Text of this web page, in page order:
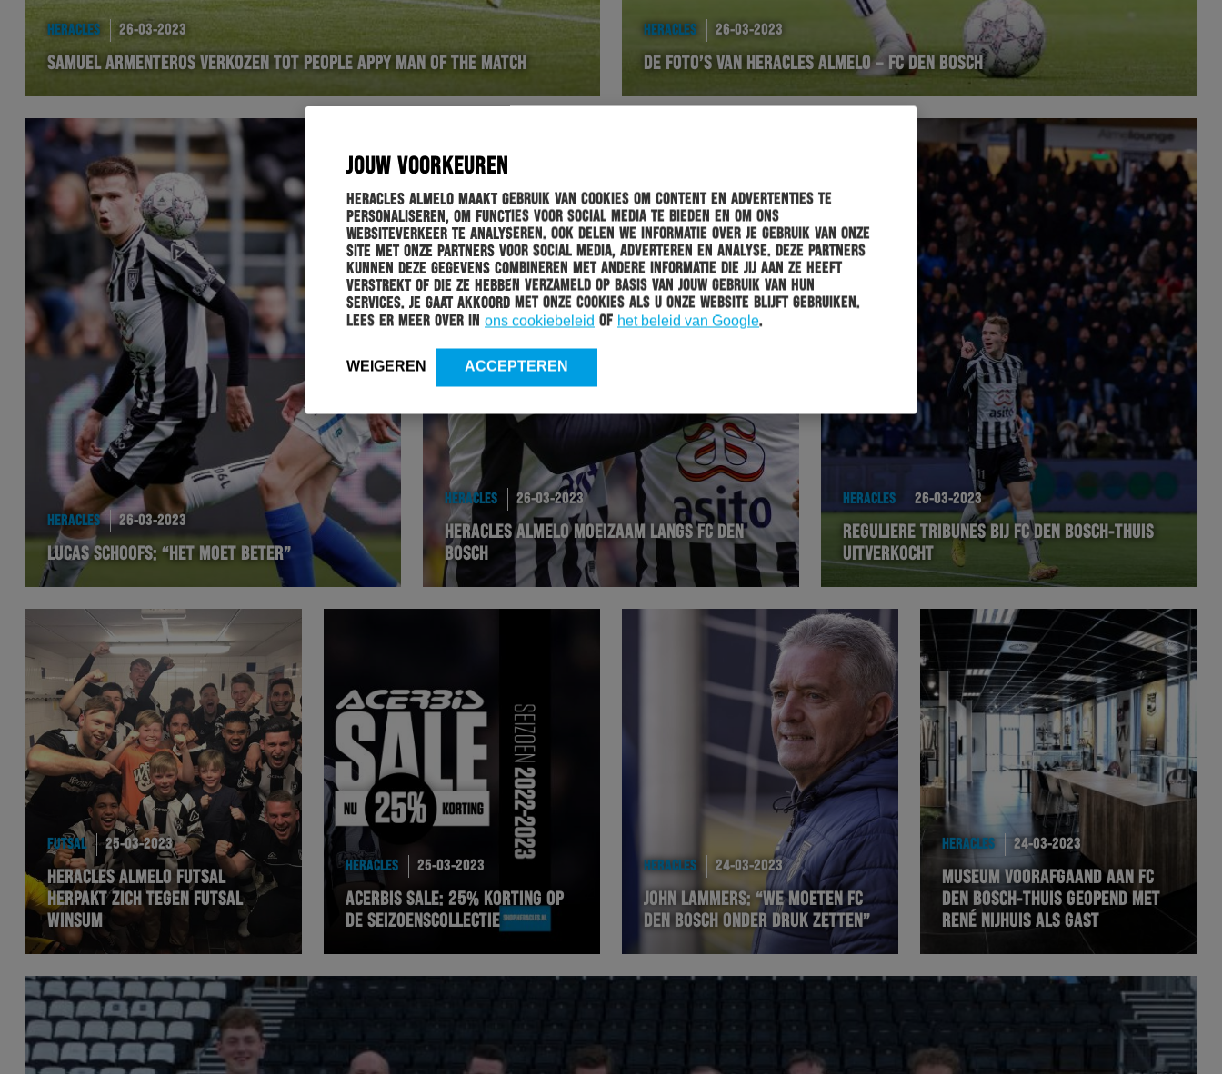
JOUW VOORKEUREN
Heracles Almelo maakt gebruik van cookies om content en advertenties te
personaliseren, om functies voor social media te bieden en om ons
websiteverkeer te analyseren. Ook delen we informatie over je gebruik van onze
site met onze partners voor social media, adverteren en analyse. Deze partners
kunnen deze gegevens combineren met andere informatie die jij aan ze heeft
verstrekt of die ze hebben verzameld op basis van jouw gebruik van hun
services. Je gaat akkoord met onze cookies als u onze website blijft gebruiken.
Lees er meer over in ons cookiebeleid of het beleid van Google.
WEIGEREN ACCEPTEREN
HERACLES 26-03-2023
SAMUEL ARMENTEROS VERKOZEN TOT PEOPLE APPY MAN OF THE MATCH
HERACLES 26-03-2023
DE FOTO’S VAN HERACLES ALMELO – FC DEN BOSCH
HERACLES 26-03-2023
LUCAS SCHOOFS: “HET MOET BETER”
HERACLES 26-03-2023
HERACLES ALMELO MOEIZAAM LANGS FC DEN
BOSCH
HERACLES 26-03-2023
REGULIERE TRIBUNES BIJ FC DEN BOSCH-THUIS
UITVERKOCHT
FUTSAL 25-03-2023
HERACLES ALMELO FUTSAL
HERPAKT ZICH TEGEN FUTSAL
WINSUM
HERACLES 25-03-2023
ACERBIS SALE: 25% KORTING OP
DE SEIZOENSCOLLECTIE
HERACLES 24-03-2023
JOHN LAMMERS: “WE MOETEN FC
DEN BOSCH ONDER DRUK ZETTEN”
HERACLES 24-03-2023
MUSEUM VOORAFGAAND AAN FC
DEN BOSCH-THUIS GEOPEND MET
RENÉ NIJHUIS ALS GAST